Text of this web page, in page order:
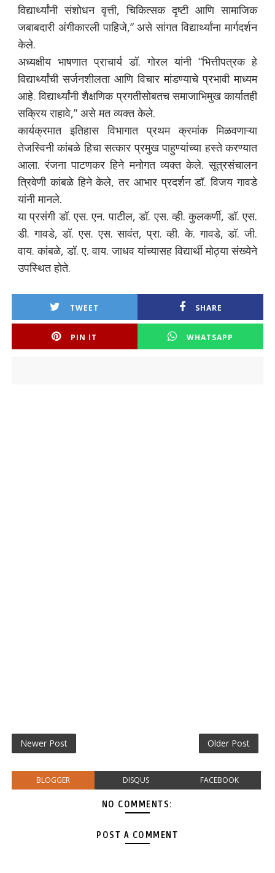
विद्यार्थ्यांनी संशोधन वृत्ती, चिकित्सक दृष्टी आणि सामाजिक
जबाबदारी अंगीकारली पाहिजे,” असे सांगत विद्यार्थ्यांना मार्गदर्शन
केले.
अध्यक्षीय भाषणात प्राचार्य डॉ. गोरल यांनी “भित्तीपत्रक हे
विद्यार्थ्यांची सर्जनशीलता आणि विचार मांडण्याचे प्रभावी माध्यम
आहे. विद्यार्थ्यांनी शैक्षणिक प्रगतीसोबतच समाजाभिमुख कार्यातही
सक्रिय राहावे,” असे मत व्यक्त केले.
कार्यक्रमात इतिहास विभागात प्रथम क्रमांक मिळवणाऱ्या
तेजस्विनी कांबळे हिचा सत्कार प्रमुख पाहुण्यांच्या हस्ते करण्यात
आला. रंजना पाटणकर हिने मनोगत व्यक्त केले. सूत्रसंचालन
त्रिवेणी कांबळे हिने केले, तर आभार प्रदर्शन डॉ. विजय गावडे
यांनी मानले.
या प्रसंगी डॉ. एस. एन. पाटील, डॉ. एस. व्ही. कुलकर्णी, डॉ. एस.
डी. गावडे, डॉ. एस. एस. सावंत, प्रा. व्ही. के. गावडे, डॉ. जी.
वाय. कांबळे, डॉ. ए. वाय. जाधव यांच्यासह विद्यार्थी मोठ्या संख्येने
उपस्थित होते.
TWEET SHARE
PIN IT WHATSAPP
Newer Post Older Post
BLOGGER DISQUS FACEBOOK
NO COMMENTS:
POST A COMMENT